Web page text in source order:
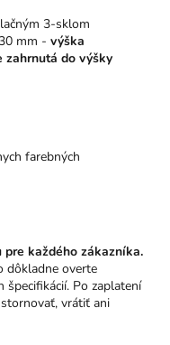
3-sklom
mm - výška
zahrnutá do výšky
farebných
každého zákazníka.
dôkladne overte
špecifikácií. Po zaplatení
vrátiť ani